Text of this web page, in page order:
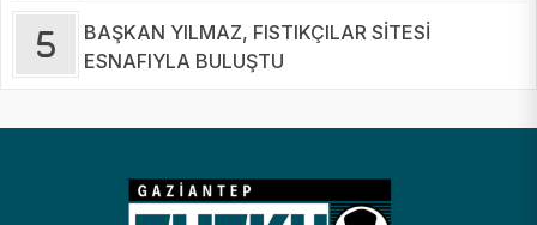
BAŞKAN YILMAZ, FISTIKÇILAR SİTESİ
ESNAFIYLA BULUŞTU